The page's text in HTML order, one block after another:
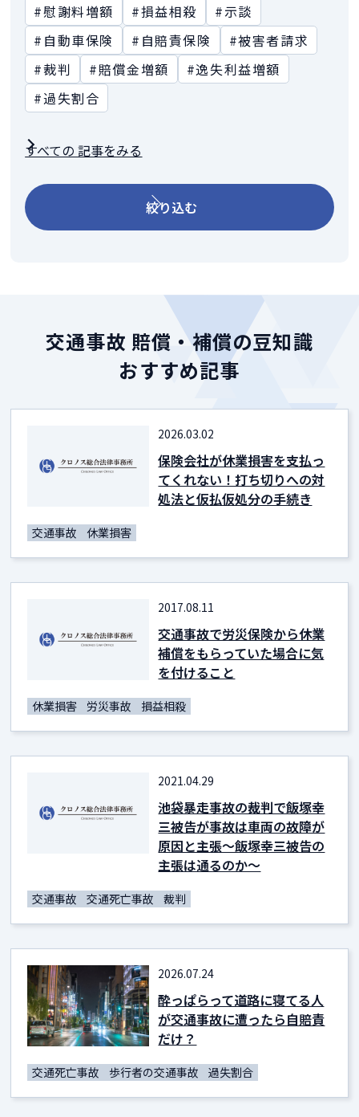
#慰謝料増額
#損益相殺
#示談
#自動車保険
#自賠責保険
#被害者請求
#裁判
#賠償金増額
#逸失利益増額
#過失割合
すべての 記事をみる
絞り込む
交通事故 賠償・補償の豆知識
おすすめ記事
2026.03.02
保険会社が休業損害を支払っ
てくれない！打ち切りへの対
処法と仮払仮処分の手続き
交通事故 休業損害
2017.08.11
交通事故で労災保険から休業
補償をもらっていた場合に気
を付けること
休業損害 労災事故 損益相殺
2021.04.29
池袋暴走事故の裁判で飯塚幸
三被告が事故は車両の故障が
原因と主張～飯塚幸三被告の
主張は通るのか～
交通事故 交通死亡事故 裁判
2026.07.24
酔っぱらって道路に寝てる人
が交通事故に遭ったら自賠責
だけ？
交通死亡事故 歩行者の交通事故 過失割合